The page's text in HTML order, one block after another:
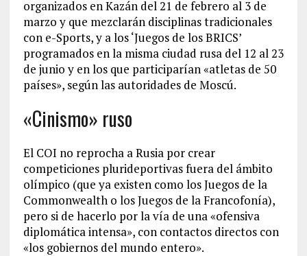
organizados en Kazán del 21 de febrero al 3 de
marzo y que mezclarán disciplinas tradicionales
con e-Sports, y a los ‘Juegos de los BRICS’
programados en la misma ciudad rusa del 12 al 23
de junio y en los que participarían «atletas de 50
países», según las autoridades de Moscú.
«Cinismo» ruso
El COI no reprocha a Rusia por crear
competiciones plurideportivas fuera del ámbito
olímpico (que ya existen como los Juegos de la
Commonwealth o los Juegos de la Francofonía),
pero si de hacerlo por la vía de una «ofensiva
diplomática intensa», con contactos directos con
«los gobiernos del mundo entero».